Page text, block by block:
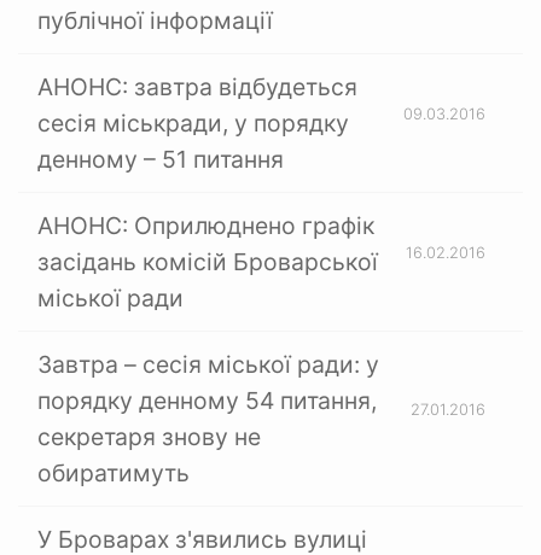
публічної інформації
АНОНС: завтра відбудеться
сесія міськради, у порядку
денному – 51 питання
09.03.2016
АНОНС: Оприлюднено графік
засідань комісій Броварської
міської ради
16.02.2016
Завтра – сесія міської ради: у
порядку денному 54 питання,
секретаря знову не
обиратимуть
27.01.2016
У Броварах з'явились вулиці